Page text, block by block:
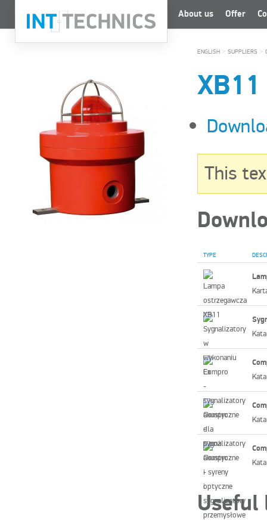
About us Offer
ENGLISH > SUPPLIERS >
XB11
This
TYPE
Useful